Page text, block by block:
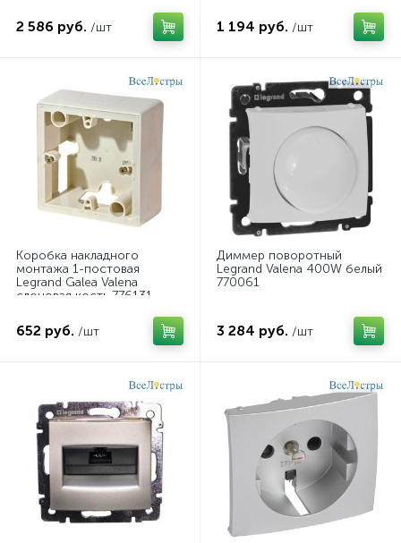
2 586 руб. /шт 1 194 руб. /шт
Коробка накладного
монтажа 1-постовая
Legrand Galea Valena
слоновая кость 776131
652 руб. /шт
Диммер поворотный
Legrand Valena 400W белый
770061
3 284 руб. /шт